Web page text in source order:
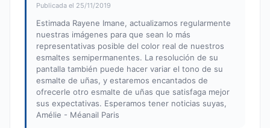
Publicada el 25/11/2019
Estimada Rayene Imane, actualizamos regularmente
nuestras imágenes para que sean lo más
representativas posible del color real de nuestros
esmaltes semipermanentes. La resolución de su
pantalla también puede hacer variar el tono de su
esmalte de uñas, y estaremos encantados de
ofrecerle otro esmalte de uñas que satisfaga mejor
sus expectativas. Esperamos tener noticias suyas,
Amélie - Méanail Paris